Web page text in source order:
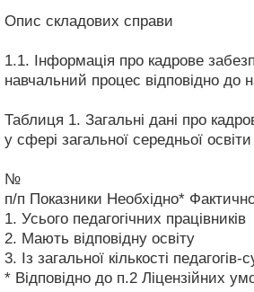
Опис складових справи
1.1. Інформація про кадрове
навчальний процес відповідно до
Таблиця 1. Загальні дані про
у сфері загальної середньої освіти
№
п/п Показники Необхідно*
1. Усього педагогічних працівників
2. Мають відповідну освіту
3. Із загальної кількості педагогів-
* Відповідно до п.2 Ліцензійних